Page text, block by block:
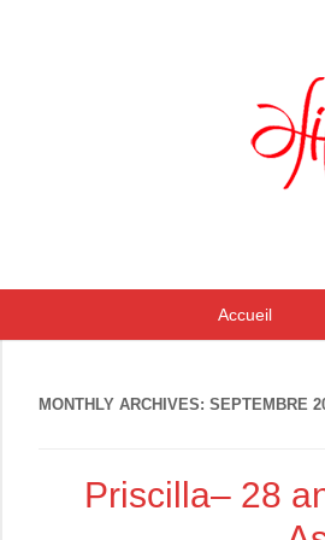
Accueil
MONTHLY ARCHIVES: SEPTEMBRE
Priscilla– 28